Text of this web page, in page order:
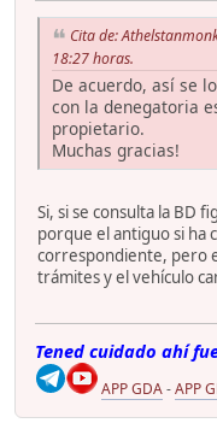
Cita de:
18:27 horas.
De acuerdo, así se
con la denegatoria
propietario.
Muchas gracias!
Si, si se consulta la BD
porque el antiguo si ha
correspondiente, pero
trámites y el vehículo
Tened cuidado ahí
APP GDA-APP